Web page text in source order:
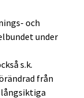
och
under
s.k.
från